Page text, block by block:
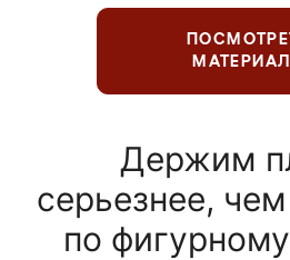
Держим
серьезнее,
по